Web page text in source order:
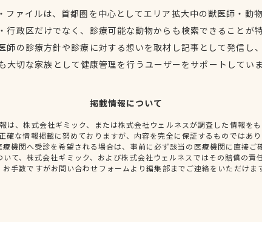
ファイルは、首都圏を中心としてエリア拡大中の獣医師・動
行政区だけでなく、診療可能な動物からも検索できることが
師の診療方針や診療に対する想いを取材し記事として発信し
大切な家族として健康管理を行うユーザーをサポートしてい
掲載情報について
は、株式会社ギミック、または株式会社ウェルネスが調査した情報を
確な情報掲載に努めておりますが、内容を完全に保証するものではあ
機関へ受診を希望される場合は、事前に必ず該当の医療機関に直接ご
て、株式会社ギミック、および株式会社ウェルネスではその賠償の責
手数ですがお問い合わせフォームより編集部までご連絡をいただけま